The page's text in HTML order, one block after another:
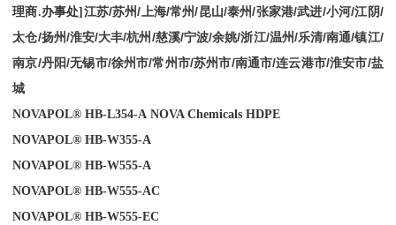
理商.办事处] 江苏/苏州/上海/常州/昆山/泰州/张家港/武进/小河/江阴/
太仓/扬州/淮安/大丰/杭州/慈溪/宁波/余姚/浙江/温州/乐清/南通/镇江/
南京/丹阳/无锡市/徐州市/常州市/苏州市/南通市/连云港市/淮安市/盐
城
NOVAPOL® HB-L354-A NOVA Chemicals HDPE
NOVAPOL® HB-W355-A
NOVAPOL® HB-W555-A
NOVAPOL® HB-W555-AC
NOVAPOL® HB-W555-EC